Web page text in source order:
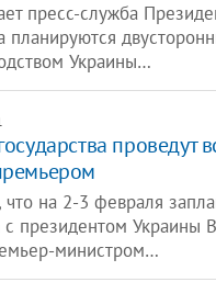
пресс-служба
планируются
Украины…
проведут
что на 2-3 февраля
с президентом Украины
министром…